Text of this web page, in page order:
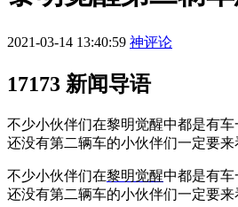
2021-03-14 13:40:59 神评论
17173 新闻导语
不少小伙伴们在黎明觉醒中都是有
还没有第二辆车的小伙伴们一定要
不少小伙伴们在黎明觉醒中都是有
还没有第二辆车的小伙伴们一定要来